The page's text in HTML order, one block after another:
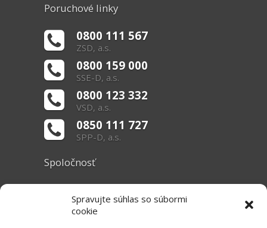
Spravujte súhlas so súbormi
cookie
Poruchové linky
0800 111 567
ZSD, a.s.
0800 159 000
SSE-D, a.s.
0800 123 332
VSD, a.s.
0850 111 727
SPP-D, a.s.
Spoločnosť
O nás
Základné informácie